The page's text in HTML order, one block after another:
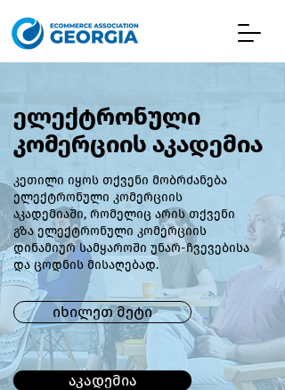
ელექტრონული
კომერციის აკადემია
კეთილი იყოს თქვენი მობრძანება
ელექტრონული კომერციის
აკადემიაში, რომელიც არის თქვენი
გზა ელექტრონული კომერციის
დინამიურ სამყაროში უნარ-ჩვევებისა
და ცოდნის მისაღებად.
იხილეთ მეტი
აკადემია